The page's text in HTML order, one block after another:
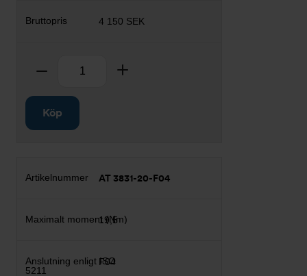
4 150 SEK
Ta bort
Köp
AT 3831-20-F04
19,5
F04